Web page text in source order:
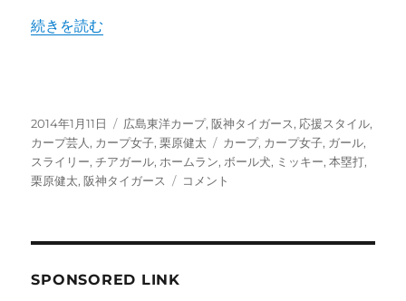
“増やせチーム本塁打数！カープホームランガール募集中
続きを読む
投
稿
日:
2014年1月11日
カ
テ
ゴ
リ
広島東洋カープ,阪神タイガース, 応援スタイル,
カープ芸人 , カープ女子,栗原健太
タ
グ
カープ, カープ女子, ガール,
スライリー,チアガール, ホームラン, ボール犬, ミッキー,本塁打,
栗原健太,阪神タイガース
増
コメント
SPONSORED LINK